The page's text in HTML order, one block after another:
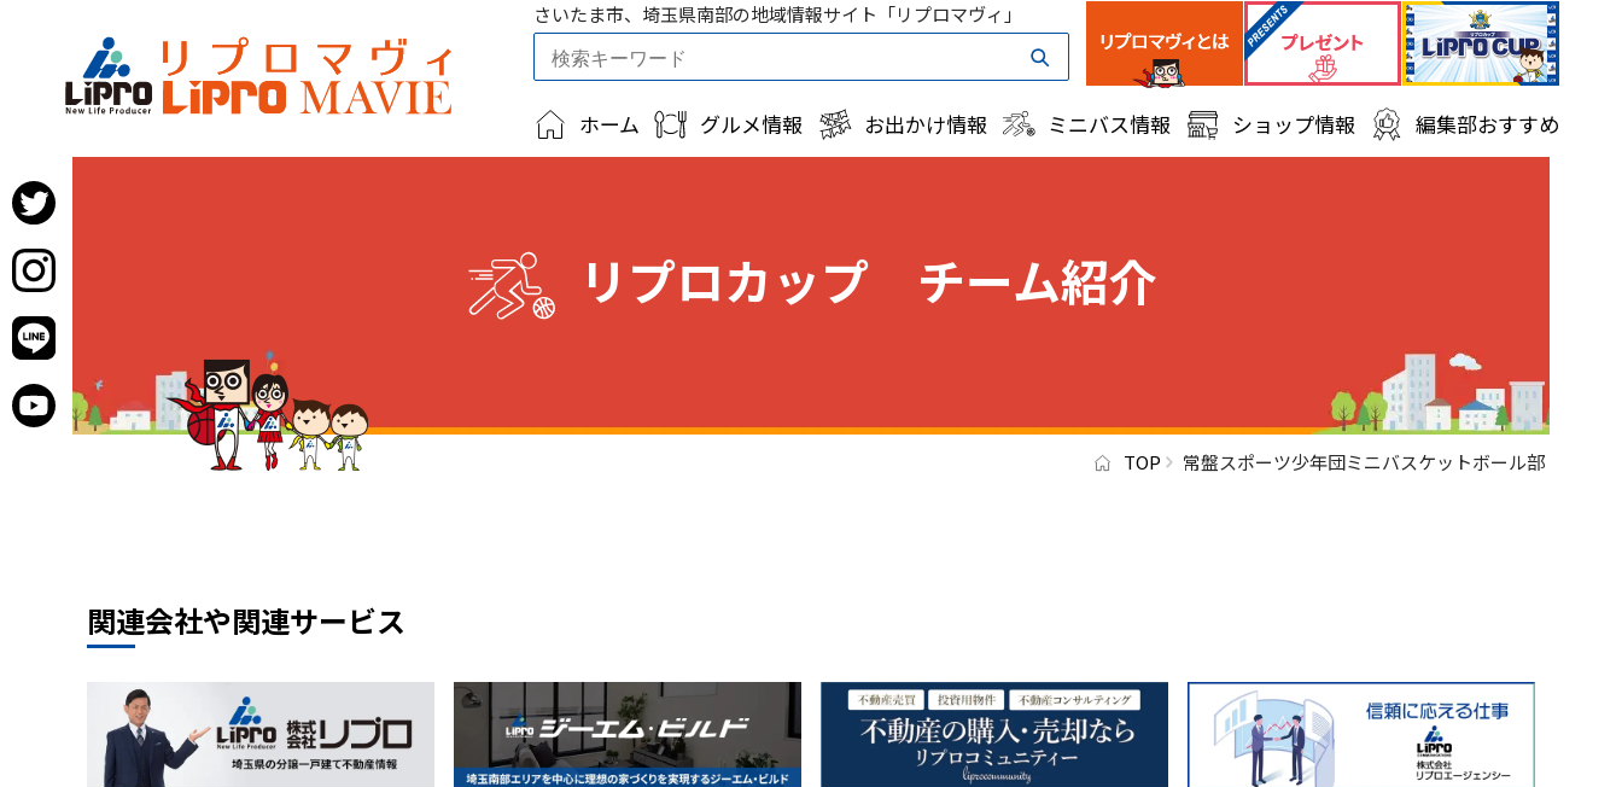
さいたま市、埼玉県南部の地域情報サイト「リプロマヴィ」
ホーム グルメ情報 お出かけ情報 ミニバス情報 ショップ情報 編集部おすすめ
リプロカップ チーム紹介
TOP 常盤スポーツ少年団ミニバスケットボール部
関連会社や関連サービス